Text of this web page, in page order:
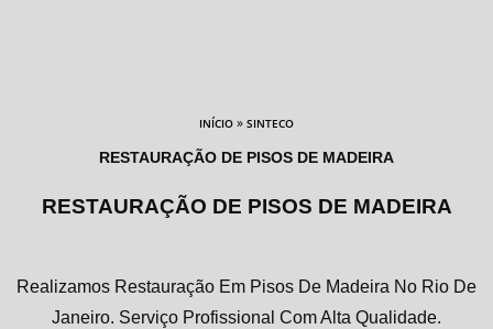
INÍCIO » SINTECO
RESTAURAÇÃO DE PISOS DE MADEIRA
RESTAURAÇÃO DE PISOS DE MADEIRA
Realizamos Restauração Em Pisos De Madeira No Rio De
Janeiro. Serviço Profissional Com Alta Qualidade.